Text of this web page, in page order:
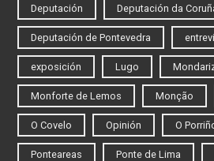
Deputación Deputación da
Deputación de Pontevedra
exposición Lugo
Monforte de Lemos Monção
O Covelo Opinión O
Ponteareas Ponte de Lima